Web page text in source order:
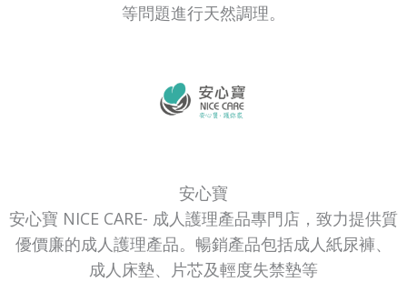
等問題進行天然調理。
安心寶
安心寶 NICE CARE- 成人護理產品專門店，致力提供質
優價廉的成人護理產品。暢銷產品包括成人紙尿褲、
成人床墊、片芯及輕度失禁墊等